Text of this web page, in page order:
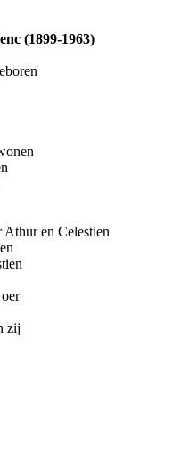
(1899-1963)
en Celestien
zij